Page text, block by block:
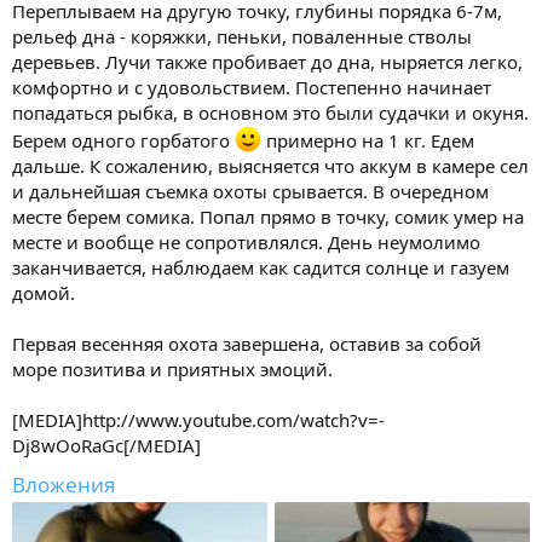
Переплываем на другую точку, глубины порядка 6-7м,
рельеф дна - коряжки, пеньки, поваленные стволы
деревьев. Лучи также пробивает до дна, ныряется легко,
комфортно и с удовольствием. Постепенно начинает
попадаться рыбка, в основном это были судачки и окуня.
Берем одного горбатого
примерно на 1 кг. Едем
дальше. К сожалению, выясняется что аккум в камере сел
и дальнейшая съемка охоты срывается. В очередном
месте берем сомика. Попал прямо в точку, сомик умер на
месте и вообще не сопротивлялся. День неумолимо
заканчивается, наблюдаем как садится солнце и газуем
домой.
Первая весенняя охота завершена, оставив за собой
море позитива и приятных эмоций.
[MEDIA]http://www.youtube.com/watch?v=-
Dj8wOoRaGc[/MEDIA]
Вложения